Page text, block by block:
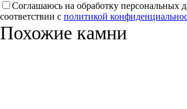
Соглашаюсь на обработку персональных
соответствии с политикой
Похожие камни